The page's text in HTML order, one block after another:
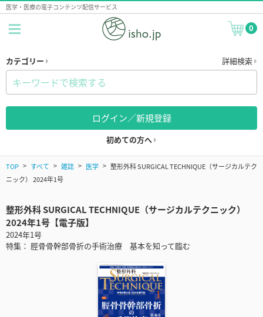
医学・医療の電子コンテンツ配信サービス
0
カテゴリー 詳細検索
ログイン／新規登録
初めての方へ
TOP すべて 雑誌 医学
整形外科 SURGICAL TECHNIQUE（サージカルテク
ニック） 2024年1号
整形外科 SURGICAL TECHNIQUE（サージカルテクニック）
2024年1号【電子版】
2024年1号
特集： 脛骨骨幹部骨折の手術治療 基本を知って臨む